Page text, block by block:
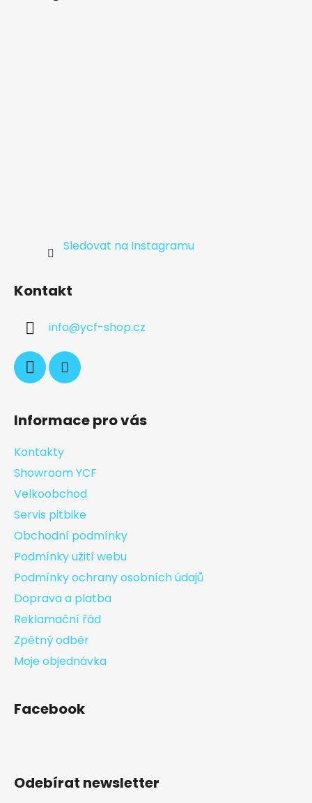
Sledovat na Instagramu
Kontakt
info@ycf-shop.cz
Informace pro vás
Kontakty
Showroom YCF
Velkoobchod
Servis pitbike
Obchodní podmínky
Podmínky užití webu
Podmínky ochrany osobních údajů
Doprava a platba
Reklamační řád
Zpětný odběr
Moje objednávka
Facebook
Odebírat newsletter